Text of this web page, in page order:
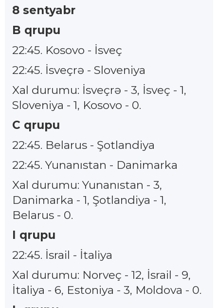
8 sentyabr
B qrupu
22:45. Kosovo - İsveç
22:45. İsveçrə - Sloveniya
Xal durumu: İsveçrə - 3, İsveç - 1,
Sloveniya - 1, Kosovo - 0.
C qrupu
22:45. Belarus - Şotlandiya
22:45. Yunanıstan - Danimarka
Xal durumu: Yunanıstan - 3,
Danimarka - 1, Şotlandiya - 1,
Belarus - 0.
I qrupu
22:45. İsrail - İtaliya
Xal durumu: Norveç - 12, İsrail - 9,
İtaliya - 6, Estoniya - 3, Moldova - 0.